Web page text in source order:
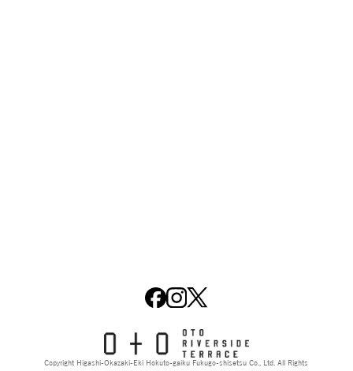
Copyright Higashi-Okazaki-Eki Hokuto-gaiku Fukugo-shisetsu Co., Ltd. All Rights